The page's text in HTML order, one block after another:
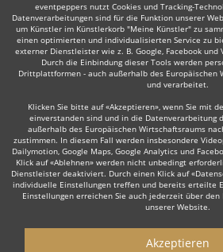
eventpeppers nutzt Cookies und Tracking-
Datenverarbeitungen sind für die Funktion unserer
um Künstler im Künstlerkorb "Meine Künstler" zu
einen optimierten und individualisierten Service zu
externer Dienstleister wie z. B. Google, Facebook und
Durch die Einbindung dieser Tools werden
Drittplattformen - auch außerhalb des
und verarbeitet.
Klicken Sie bitte auf «Akzeptieren», wenn Sie mit
einverstanden sind und in die Datenverarbeitung
außerhalb des Europäischen Wirtschaftsraums
zustimmen. In diesem Fall werden insbesondere
Dailymotion, Google Maps, Google Analytics und
Klick auf «Ablehnen» werden nicht unbedingt
Dienstleister deaktiviert. Durch einen Klick auf
individuelle Einstellungen treffen und bereits erteilte
Einstellungen erreichen Sie auch jederzeit über den
unserer Website.
Akzeptieren